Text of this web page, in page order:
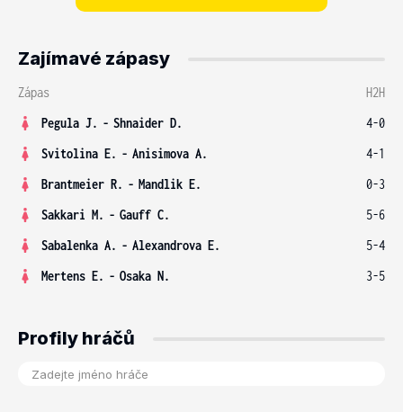
Zajímavé zápasy
Zápas
H2H
Pegula J. - Shnaider D.
4-0
Svitolina E. - Anisimova A.
4-1
Brantmeier R. - Mandlik E.
0-3
Sakkari M. - Gauff C.
5-6
Sabalenka A. - Alexandrova E.
5-4
Mertens E. - Osaka N. 3-5
Profily hráčů